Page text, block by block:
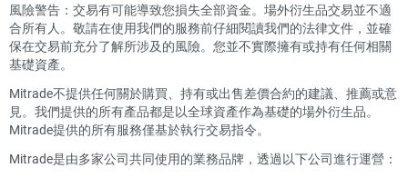
風險警告：交易有可能導致您損失全部資金。場外衍生品交易並不適
合所有人。敬請在使用我們的服務前仔細閱讀我們的法律文件，並確
保在交易前充分了解所涉及的風險。您並不實際擁有或持有任何相關
基礎資產。
Mitrade不提供任何關於購買、持有或出售差價合約的建議、推薦或意
見。我們提供的所有產品都是以全球資產作為基礎的場外衍生品。
Mitrade提供的所有服務僅基於執行交易指令。
Mitrade是由多家公司共同使用的業務品牌，透過以下公司進行運營：